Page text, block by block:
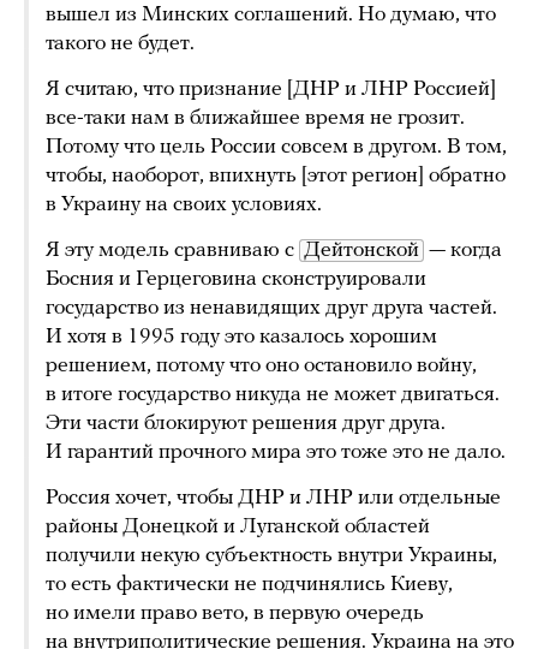
вышел из Минских соглашений. Но думаю, что
такого не будет.
Я считаю, что признание [ДНР и ЛНР Россией]
все-таки нам в ближайшее время не грозит.
Потому что цель России совсем в другом. В том,
чтобы, наоборот, впихнуть [этот регион] обратно
в Украину на своих условиях.
Я эту модель сравниваю с Дейтонской — когда
Босния и Герцеговина сконструировали
государство из ненавидящих друг друга частей.
И хотя в 1995 году это казалось хорошим
решением, потому что оно остановило войну,
в итоге государство никуда не может двигаться.
Эти части блокируют решения друг друга.
И гарантий прочного мира это тоже это не дало.
Россия хочет, чтобы ДНР и ЛНР или отдельные
районы Донецкой и Луганской областей
получили некую субъектность внутри Украины,
то есть фактически не подчинялись Киеву,
но имели право вето, в первую очередь
на внутриполитические решения. Украина на это